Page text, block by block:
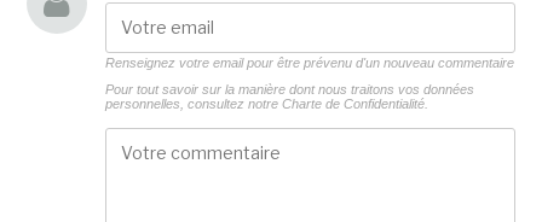
Renseignez votre email pour être prévenu d'un nouveau commentaire
Pour tout savoir sur la manière dont nous traitons vos données
personnelles, consultez notre Charte de Confidentialité.